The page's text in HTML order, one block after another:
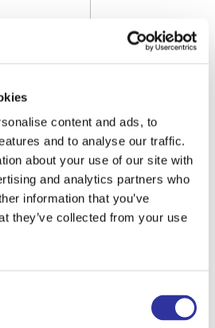
content and ads, to
and to analyse our traffic.
about your use of our site with
and analytics partners who
information that you’ve
they’ve collected from your use